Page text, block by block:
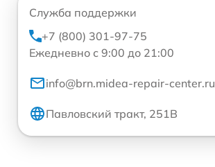
Служба поддержки
+7 (800) 301-97-75
Ежедневно с 9:00 до 21:00
info@brn.midea-repair-center.ru
Павловский тракт, 251В